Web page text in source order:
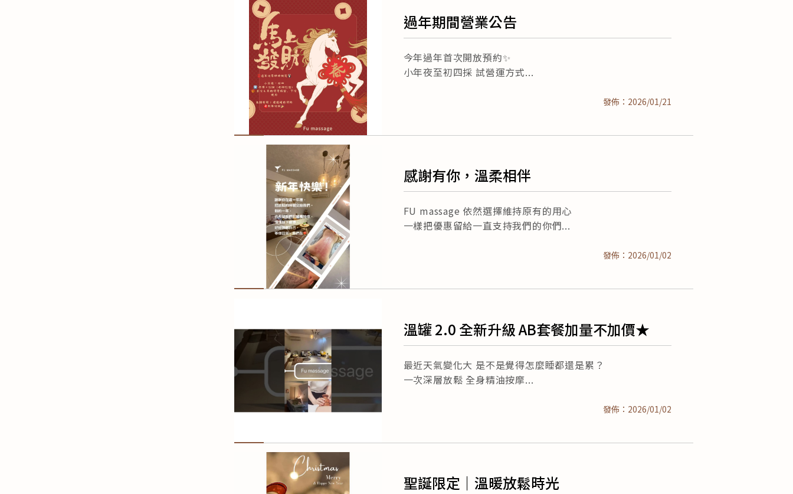
過年期間營業公告
發佈：2026/01/21
今年過年首次開放預約✨
小年夜至初四採 試營運方式
感謝有你，溫柔相伴
發佈：2026/01/02
FU massage 依然選擇維持原有的用心
一樣把優惠留給一直支持我們的你們
溫罐 2.0 全新升級 AB套餐加量不加價★
發佈：2026/01/02
最近天氣變化大 是不是覺得怎麼睡都還是累？
一次深層放鬆 全身精油按摩
聖誕限定｜溫暖放鬆時光